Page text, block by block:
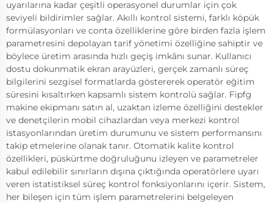
uyarılarına kadar çeşitli operasyonel durumlar için çok
seviyeli bildirimler sağlar. Akıllı kontrol sistemi, farklı köpük
formülasyonları ve conta özelliklerine göre birden fazla işlem
parametresini depolayan tarif yönetimi özelliğine sahiptir ve
böylece üretim arasında hızlı geçiş imkânı sunar. Kullanıcı
dostu dokunmatik ekran arayüzleri, gerçek zamanlı süreç
bilgilerini sezgisel formatlarda göstererek operatör eğitim
süresini kısaltırken kapsamlı sistem kontrolü sağlar. Fipfg
makine ekipmanı satın al, uzaktan izleme özelliğini destekler
ve denetçilerin mobil cihazlardan veya merkezi kontrol
istasyonlarından üretim durumunu ve sistem performansını
takip etmelerine olanak tanır. Otomatik kalite kontrol
özellikleri, püskürtme doğruluğunu izleyen ve parametreler
kabul edilebilir sınırların dışına çıktığında operatörlere uyarı
veren istatistiksel süreç kontrol fonksiyonlarını içerir. Sistem,
her bileşen için tüm işlem parametrelerini belgeleyen